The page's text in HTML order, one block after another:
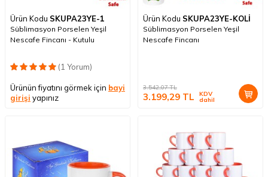
Ürün Kodu SKUPA23YE-1
Süblimasyon Porselen Yeşil
Nescafe Fincanı - Kutulu
(1 Yorum)
Ürünün fiyatını görmek için bayi
girişi yapınız
Ürün Kodu SKUPA23YE-KOLİ
Süblimasyon Porselen Yeşil
Nescafe Fincanı
3.542,07TL
3.199,29 TL KDV
dahil